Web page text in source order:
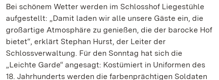
Bei schönem Wetter werden im Schlosshof Liegestühle
aufgestellt: „Damit laden wir alle unsere Gäste ein, die
großartige Atmosphäre zu genießen, die der barocke Hof
bietet“, erklärt Stephan Hurst, der Leiter der
Schlossverwaltung. Für den Sonntag hat sich die
„Leichte Garde“ angesagt: Kostümiert in Uniformen des
18. Jahrhunderts werden die farbenprächtigen Soldaten